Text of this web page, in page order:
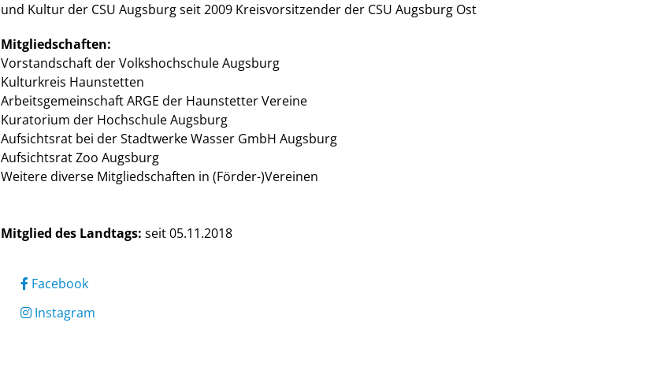
und Kultur der CSU Augsburg seit 2009 Kreisvorsitzender der CSU Augsburg Ost
Mitgliedschaften:
Vorstandschaft der Volkshochschule Augsburg
Kulturkreis Haunstetten
Arbeitsgemeinschaft ARGE der Haunstetter Vereine
Kuratorium der Hochschule Augsburg
Aufsichtsrat bei der Stadtwerke Wasser GmbH Augsburg
Aufsichtsrat Zoo Augsburg
Weitere diverse Mitgliedschaften in (Förder-)Vereinen
Mitglied des Landtags: seit 05.11.2018
Facebook
Instagram